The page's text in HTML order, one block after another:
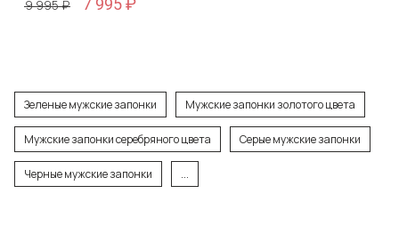
9 995 ₽ 7 995 ₽
Зеленые мужские запонки Мужские запонки золотого цвета
Мужские запонки серебряного цвета Серые мужские запонки
Черные мужские запонки ...